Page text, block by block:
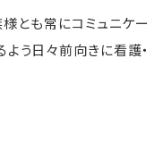
とも常にコミュニケー
う日々前向きに看護・